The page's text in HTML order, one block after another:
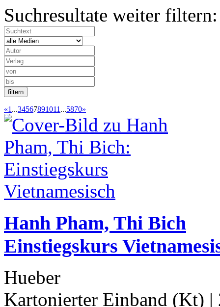
Suchresultate weiter filtern:
«1 ...34567891011 ...5870»
Hanh Pham, Thi Bich
Einstiegskurs
Hueber
Kartonierter Einband (Kt) |